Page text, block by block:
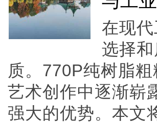
在现
选择
质。770P纯树脂
艺术创作中逐渐崭
强大的优势。本文